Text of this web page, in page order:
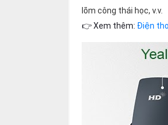
lõm công thái học, v.v.
👉 Xem thêm: Điện